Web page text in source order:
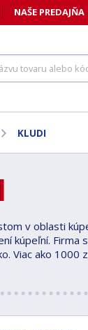
NAŠE PREDAJŇA
KLUDI
v oblasti
kúpeľní.
Viac ako